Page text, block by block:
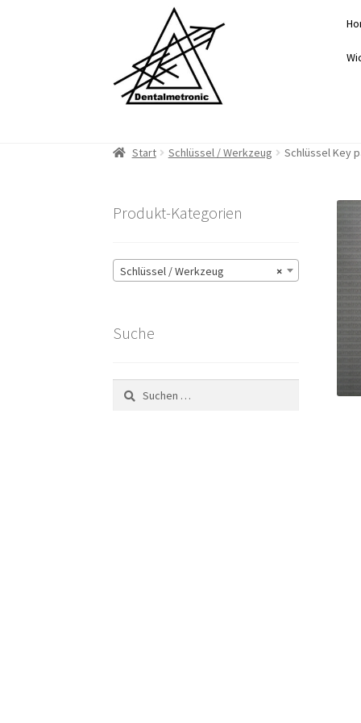
Navigation
springen
springen
Start Schlüssel / Werkzeug Schlüssel Key
Produkt-Kategorien
×
Schlüssel / Werkzeug
Suche
Suchen
nach: